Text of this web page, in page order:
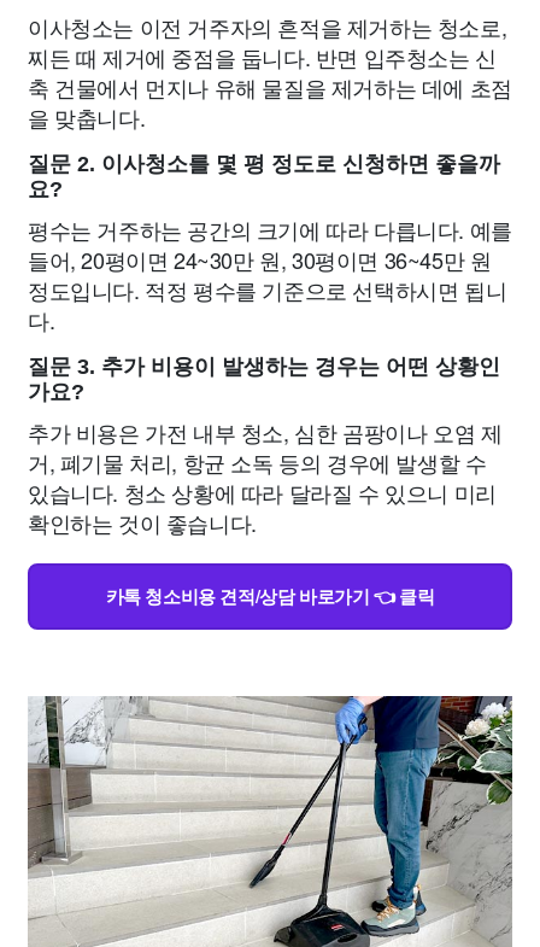
이사청소는 이전 거주자의 흔적을 제거하는 청소로,
찌든 때 제거에 중점을 둡니다. 반면 입주청소는 신
축 건물에서 먼지나 유해 물질을 제거하는 데에 초점
을 맞춥니다.
질문 2. 이사청소를 몇 평 정도로 신청하면 좋을까
요?
평수는 거주하는 공간의 크기에 따라 다릅니다. 예를
들어, 20평이면 24~30만 원, 30평이면 36~45만 원
정도입니다. 적정 평수를 기준으로 선택하시면 됩니
다.
질문 3. 추가 비용이 발생하는 경우는 어떤 상황인
가요?
추가 비용은 가전 내부 청소, 심한 곰팡이나 오염 제
거, 폐기물 처리, 항균 소독 등의 경우에 발생할 수
있습니다. 청소 상황에 따라 달라질 수 있으니 미리
확인하는 것이 좋습니다.
카톡 청소비용 견적/상담 바로가기 👈 클릭